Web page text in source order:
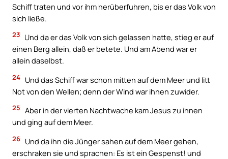
Schiff traten und vor ihm herüberfuhren, bis er das Volk von
sich ließe.
23 Und da er das Volk von sich gelassen hatte, stieg er auf
einen Berg allein, daß er betete. Und am Abend war er
allein daselbst.
24 Und das Schiff war schon mitten auf dem Meer und litt
Not von den Wellen; denn der Wind war ihnen zuwider.
25 Aber in der vierten Nachtwache kam Jesus zu ihnen
und ging auf dem Meer.
26 Und da ihn die Jünger sahen auf dem Meer gehen,
erschraken sie und sprachen: Es ist ein Gespenst! und